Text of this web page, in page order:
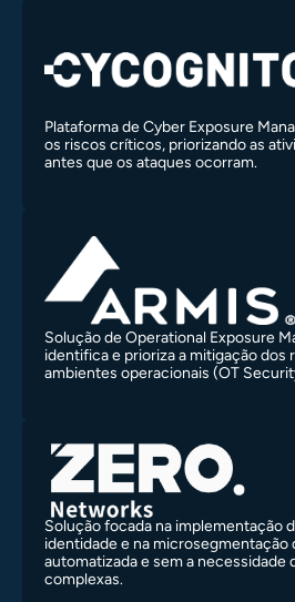
Plataforma de Cyber Exposure
os riscos críticos, priorizando as
antes que os ataques ocorram.
Solução de Operational Exposure
identifica e prioriza a mitigação dos
ambientes operacionais (OT
Solução focada na implementação
identidade e na microsegmentação
automatizada e sem a necessidade
complexas.